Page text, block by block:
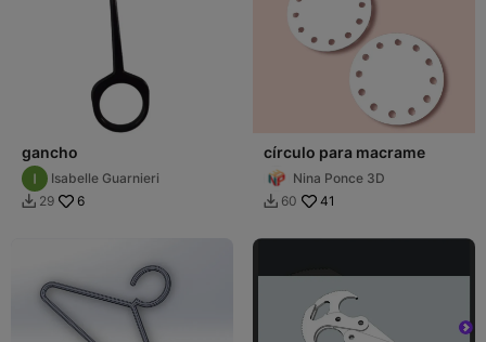
gancho
Isabelle Guarnieri
 29 6
círculo para macrame
Nina Ponce 3D
 60 41